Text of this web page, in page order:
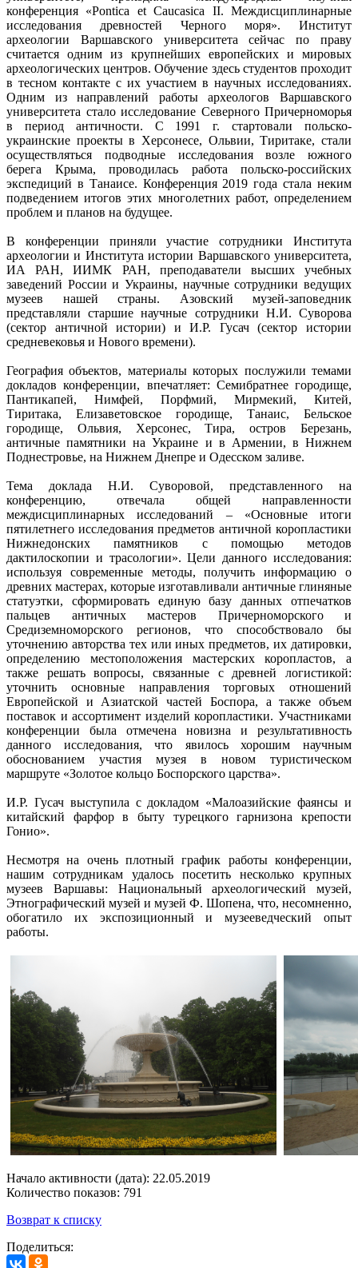
конференция «Pontica et Caucasica II. Междисциплинарные
исследования древностей Черного моря». Институт
археологии Варшавского университета сейчас по праву
считается одним из крупнейших европейских и мировых
археологических центров. Обучение здесь студентов проходит
в тесном контакте с их участием в научных исследованиях.
Одним из направлений работы археологов Варшавского
университета стало исследование Северного Причерноморья
в период античности. С 1991 г. стартовали польско-
украинские проекты в Херсонесе, Ольвии, Тиритаке, стали
осуществляться подводные исследования возле южного
берега Крыма, проводилась работа польско-российских
экспедиций в Танаисе. Конференция 2019 года стала неким
подведением итогов этих многолетних работ, определением
проблем и планов на будущее.
В конференции приняли участие сотрудники Института
археологии и Института истории Варшавского университета,
ИА РАН, ИИМК РАН, преподаватели высших учебных
заведений России и Украины, научные сотрудники ведущих
музеев нашей страны. Азовский музей-заповедник
представляли старшие научные сотрудники Н.И. Суворова
(сектор античной истории) и И.Р. Гусач (сектор истории
средневековья и Нового времени).
География объектов, материалы которых послужили темами
докладов конференции, впечатляет: Семибратнее городище,
Пантикапей, Нимфей, Порфмий, Мирмекий, Китей,
Тиритака, Елизаветовское городище, Танаис, Бельское
городище, Ольвия, Херсонес, Тира, остров Березань,
античные памятники на Украине и в Армении, в Нижнем
Поднестровье, на Нижнем Днепре и Одесском заливе.
Тема доклада Н.И. Суворовой, представленного на
конференцию, отвечала общей направленности
междисциплинарных исследований – «Основные итоги
пятилетнего исследования предметов античной коропластики
Нижнедонских памятников с помощью методов
дактилоскопии и трасологии». Цели данного исследования:
используя современные методы, получить информацию о
древних мастерах, которые изготавливали античные глиняные
статуэтки, сформировать единую базу данных отпечатков
пальцев античных мастеров Причерноморского и
Средиземноморского регионов, что способствовало бы
уточнению авторства тех или иных предметов, их датировки,
определению местоположения мастерских коропластов, а
также решать вопросы, связанные с древней логистикой:
уточнить основные направления торговых отношений
Европейской и Азиатской частей Боспора, а также объем
поставок и ассортимент изделий коропластики. Участниками
конференции была отмечена новизна и результативность
данного исследования, что явилось хорошим научным
обоснованием участия музея в новом туристическом
маршруте «Золотое кольцо Боспорского царства».
И.Р. Гусач выступила с докладом «Малоазийские фаянсы и
китайский фарфор в быту турецкого гарнизона крепости
Гонио».
Несмотря на очень плотный график работы конференции,
нашим сотрудникам удалось посетить несколько крупных
музеев Варшавы: Национальный археологический музей,
Этнографический музей и музей Ф. Шопена, что, несомненно,
обогатило их экспозиционный и музееведческий опыт
работы.
Начало активности (дата): 22.05.2019
Количество показов: 791
Возврат к списку
Поделиться: